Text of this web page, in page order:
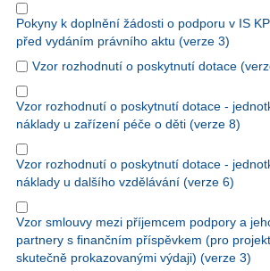
Pokyny k doplnění žádosti o podporu v IS
před vydáním právního aktu (verze 3)
Vzor rozhodnutí o poskytnutí dotace
Vzor rozhodnutí o poskytnutí dotace -
náklady u zařízení péče o děti (verze 8)
Vzor rozhodnutí o poskytnutí dotace -
náklady u dalšího vzdělávání (verze 6)
Vzor smlouvy mezi příjemcem podpory a
partnery s finančním příspěvkem (pro
skutečně prokazovanými výdaji) (verze 3)